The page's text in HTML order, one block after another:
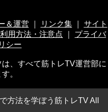
＆運営 リンク集｜ サイト
用方法・注意点
プライバ
シー
、すべて筋トレTV運営部に
。
方法を学ぼう筋トレTVAll